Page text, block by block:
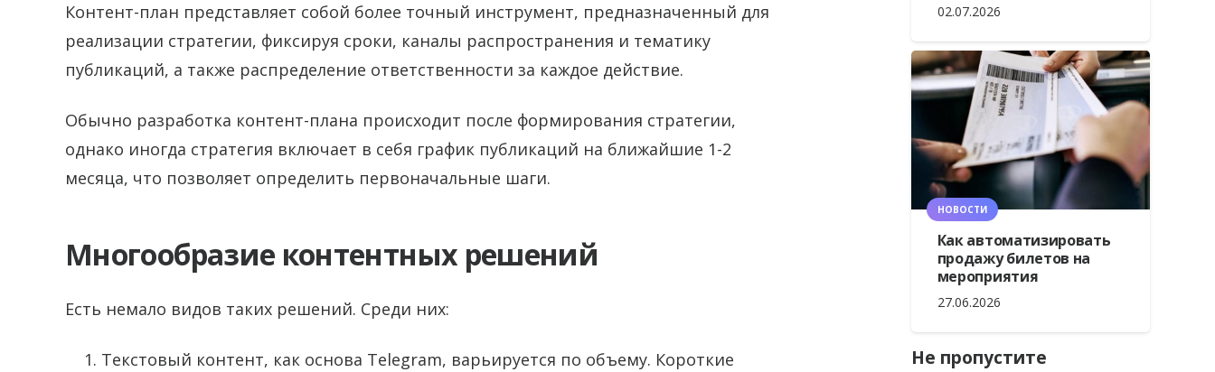
Контент-план представляет собой более точный инструмент, предназначенный для
реализации стратегии, фиксируя сроки, каналы распространения и тематику
публикаций, а также распределение ответственности за каждое действие.
Обычно разработка контент-плана происходит после формирования стратегии,
однако иногда стратегия включает в себя график публикаций на ближайшие 1-2
месяца, что позволяет определить первоначальные шаги.
Многообразие контентных решений
Есть немало видов таких решений. Среди них:
Текстовый контент, как основа Telegram, варьируется по объему. Короткие
02.07.2026
НОВОСТИ
Как автоматизировать
продажу билетов на
мероприятия
27.06.2026
Не пропустите